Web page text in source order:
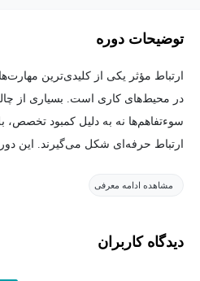
توضیحات دوره
ارتباط مؤثر یکی از کلیدی‌ترین
در محیط‌های کاری است. بسیاری از
سوءتفاهم‌ها نه به دلیل کمبود
ارتباط حرفه‌ای شکل می‌گیرند. این
می‌پردازد.
در این دوره، مفاهیم بنیادین
مهارت‌های شنیدن فعال، پرسشگری
ارتباطی آموزش داده می‌شود. همچنین
مشاهده ادامه معرفی
دیدگاه کاربران